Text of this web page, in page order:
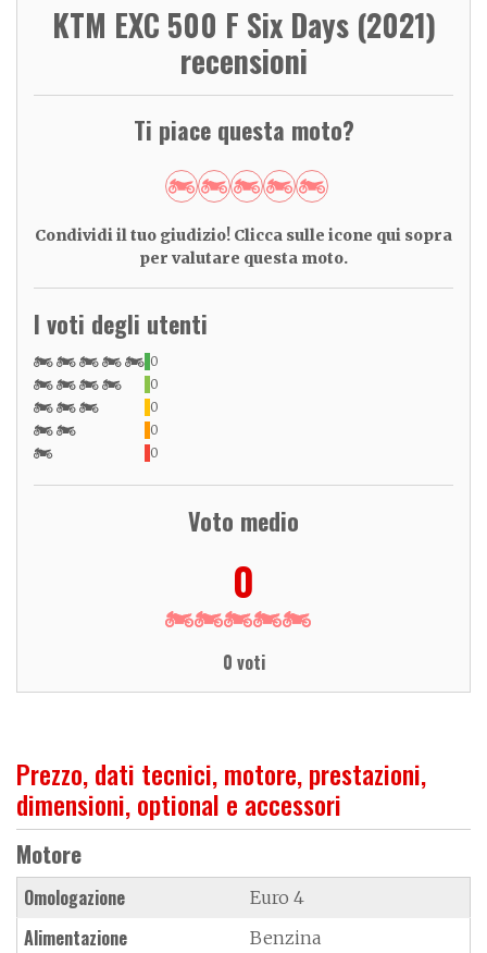
KTM EXC 500 F Six Days (2021)
recensioni
Ti piace questa moto?
Condividi il tuo giudizio! Clicca sulle icone qui sopra
per valutare questa moto.
I voti degli utenti
0
0
0
0
0
Voto medio
0
0 voti
Prezzo, dati tecnici, motore, prestazioni,
dimensioni, optional e accessori
Motore
Omologazione Euro 4
Alimentazione Benzina